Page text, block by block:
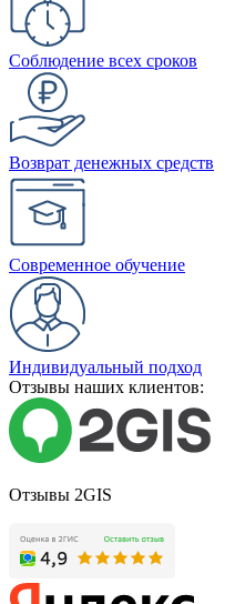
Соблюдение всех сроков
Возврат денежных средств
Современное обучение
Индивидуальный подход
Отзывы наших клиентов:
Отзывы 2GIS